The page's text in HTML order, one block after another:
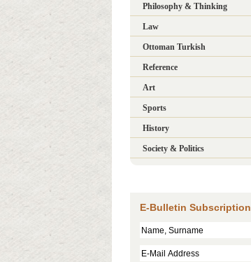
Philosophy & Thinking
Law
Ottoman Turkish
Reference
Art
Sports
History
Society & Politics
E-Bulletin Subscription